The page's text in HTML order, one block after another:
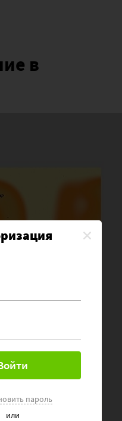
в
пароль
или